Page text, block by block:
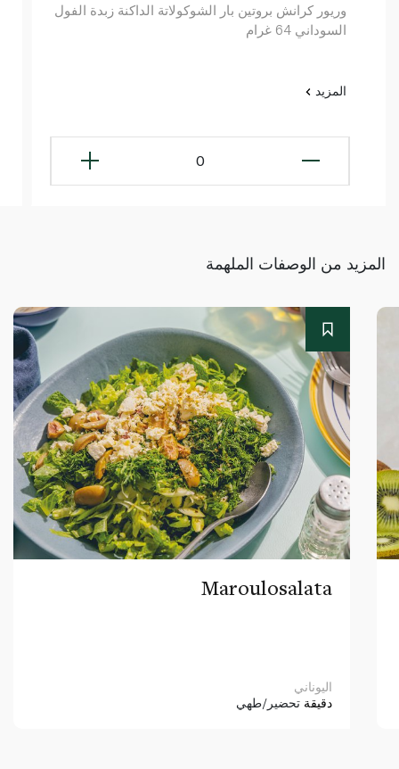
وريور كرانش بروتين بار الشوكولاتة الداكنة زبدة الفول
السوداني 64 غرام
المزيد
0
المزيد من الوصفات الملهمة
Maroulosalata
اليوناني
دقيقة تحضير/طهي